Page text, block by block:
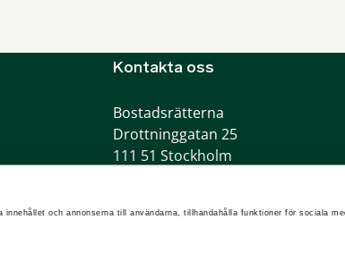
innehållet och annonserna till användarna, tillhandahålla funktioner för sociala
Kontakta oss
Bostadsrätterna
Drottninggatan 25
111 51 Stockholm